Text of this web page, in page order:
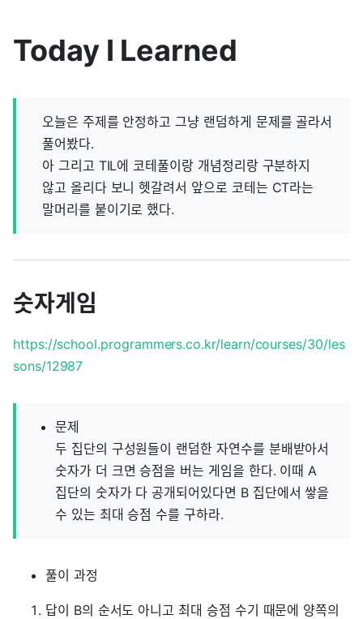
Today I Learned
오늘은 주제를 안정하고 그냥 랜덤하게 문제를 골라서
풀어봤다.
아 그리고 TIL에 코테풀이랑 개념정리랑 구분하지
않고 올리다 보니 헷갈려서 앞으로 코테는 CT라는
말머리를 붙이기로 했다.
숫자게임
https://school.programmers.co.kr/learn/courses/30/les
sons/12987
문제
두 집단의 구성원들이 랜덤한 자연수를 분배받아서
숫자가 더 크면 승점을 버는 게임을 한다. 이때 A
집단의 숫자가 다 공개되어있다면 B 집단에서 쌓을
수 있는 최대 승점 수를 구하라.
풀이 과정
답이 B의 순서도 아니고 최대 승점 수기 때문에 양쪽의